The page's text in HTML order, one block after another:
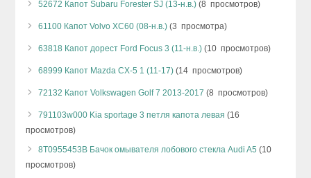
52672 Капот Subaru Forester SJ (13-н.в.) (8 просмотров)
61100 Капот Volvo XC60 (08-н.в.) (3 просмотра)
63818 Капот дорест Ford Focus 3 (11-н.в.) (10 просмотров)
68999 Капот Mazda CX-5 1 (11-17) (14 просмотров)
72132 Капот Volkswagen Golf 7 2013-2017 (8 просмотров)
791103w000 Kia sportage 3 петля капота левая (16
просмотров)
8T0955453B Бачок омывателя лобового стекла Audi A5 (10
просмотров)